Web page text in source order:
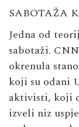
SABOTAŽA
Jedna od
sabotaži.
okrenula
koji su odani
aktivisti, koji
izveli niz